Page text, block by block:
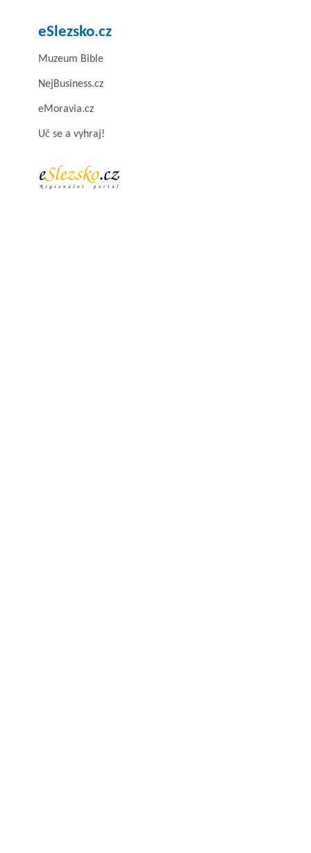
eSlezsko.cz
Muzeum Bible
NejBusiness.cz
eMoravia.cz
Uč se a vyhraj!